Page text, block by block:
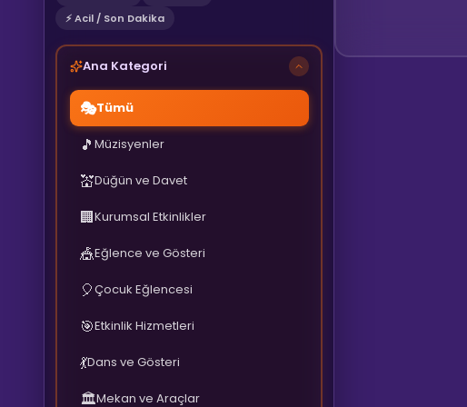
⚡ Acil / Son Dakika
Ana Kategori
🎭Tümü
🎵 Müzisyenler
💒Düğün ve Davet
🏢Kurumsal Etkinlikler
🎪Eğlence ve Gösteri
🎈Çocuk Eğlencesi
🎯Etkinlik Hizmetleri
💃Dans ve Gösteri
🏛️Mekan ve Araçlar